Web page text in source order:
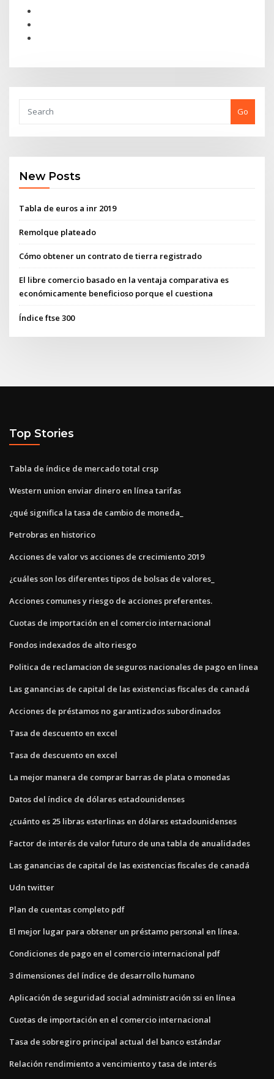
Go
New Posts
Tabla de euros a inr 2019
Remolque plateado
Cómo obtener un contrato de tierra registrado
El libre comercio basado en la ventaja comparativa es
económicamente beneficioso porque el cuestiona
Índice ftse 300
Top Stories
Tabla de índice de mercado total crsp
Western union enviar dinero en línea tarifas
¿qué significa la tasa de cambio de moneda_
Petrobras en historico
Acciones de valor vs acciones de crecimiento 2019
¿cuáles son los diferentes tipos de bolsas de valores_
Acciones comunes y riesgo de acciones preferentes.
Cuotas de importación en el comercio internacional
Fondos indexados de alto riesgo
Politica de reclamacion de seguros nacionales de pago en linea
Las ganancias de capital de las existencias fiscales de canadá
Acciones de préstamos no garantizados subordinados
Tasa de descuento en excel
Tasa de descuento en excel
La mejor manera de comprar barras de plata o monedas
Datos del índice de dólares estadounidenses
¿cuánto es 25 libras esterlinas en dólares estadounidenses
Factor de interés de valor futuro de una tabla de anualidades
Las ganancias de capital de las existencias fiscales de canadá
Udn twitter
Plan de cuentas completo pdf
El mejor lugar para obtener un préstamo personal en línea.
Condiciones de pago en el comercio internacional pdf
3 dimensiones del índice de desarrollo humano
Aplicación de seguridad social administración ssi en línea
Cuotas de importación en el comercio internacional
Tasa de sobregiro principal actual del banco estándar
Relación rendimiento a vencimiento y tasa de interés